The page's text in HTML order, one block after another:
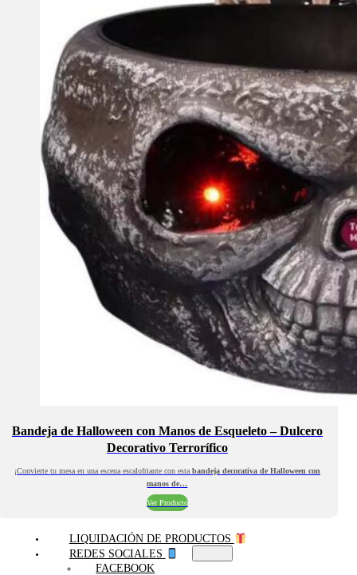
Bandeja de Halloween con Manos de Esqueleto – Dulcero
Decorativo Terrorífico
¡Convierte tu mesa en una escena escalofriante con esta bandeja decorativa de Halloween con
manos de…
Ver Producto
LIQUIDACIÓN DE PRODUCTOS
REDES SOCIALES
FACEBOOK